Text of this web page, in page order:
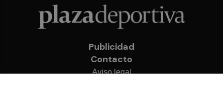
Publicidad
Contacto
Aviso legal